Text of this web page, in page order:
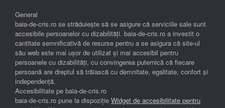
General
baia-de-cris.ro se străduiește să se asigure că serviciile sale sunt
accesibile persoanelor cu dizabilități. baia-de-cris.ro a investit o
cantitate semnificativă de resurse pentru a se asigura că site-ul
său web este mai ușor de utilizat și mai accesibil pentru
persoanele cu dizabilități, cu convingerea puternică că fiecare
persoană are dreptul să trăiască cu demnitate, egalitate, confort și
independenţă.
Accesibilitate pe baia-de-cris.ro
baia-de-cris.ro pune la dispoziție Widget de accesibilitate pentru